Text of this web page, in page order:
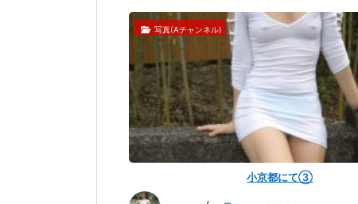
写真(Aチャンネル)
小京都にて③